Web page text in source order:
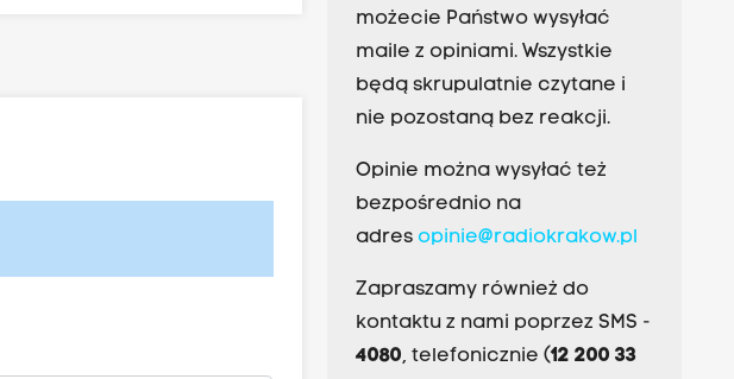
możecie Państwo wysyłać
maile z opiniami. Wszystkie
będą skrupulatnie czytane i
nie pozostaną bez reakcji.
Opinie można wysyłać też
bezpośrednio na
adres opinie@radiokrakow.pl
Zapraszamy również do
kontaktu z nami poprzez SMS -
4080, telefonicznie (12 200 33